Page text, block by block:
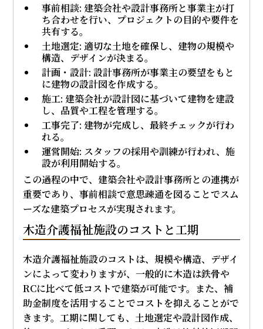
事前相談: 建築会社や設計事務所と事業主が打
ち合わせを行い、プロジェクトの目的や要件を
共有する。
土地選定: 適切な土地を確保し、建物の規模や
構造、デザインが決まる。
計画・設計: 設計事務所が事業主の要望をもと
に建物の設計図を作成する。
施工: 建築会社が設計図に基づいて建物を建設
し、品質や工程を管理する。
工事完了: 建物が完成し、最終チェックが行わ
れる。
運営開始: スタッフの採用や訓練が行われ、施
設が利用開始する。
この過程の中で、建築会社や設計事務所との連携が
重要であり、事前相談で意思疎通を図ることでスム
ーズな建築プロセスが実現されます。
木造介護福祉施設のコストと工期
木造介護福祉施設のコストは、規模や構造、デザイ
ンによって変わりますが、一般的に木造は鉄骨や
RCに比べて低コストで建築が可能です。また、補
助金制度を活用することでコストを抑えることがで
きます。工期に関しても、土地選定や設計図作成、